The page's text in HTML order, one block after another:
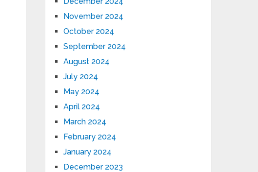
November 2024
October 2024
September 2024
August 2024
July 2024
May 2024
April 2024
March 2024
February 2024
January 2024
December 2023